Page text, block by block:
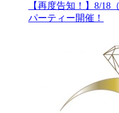
【再度告知！】8/
パーティー開催！